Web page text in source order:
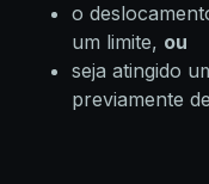
o
um limite, ou
seja atingido
previamente